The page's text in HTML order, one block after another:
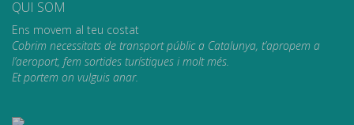
QUI SOM
Ens movem al teu costat
Cobrim necessitats de transport públic a Catalunya, t’apropem a
l’aeroport, fem sortides turístiques i molt més.
Et portem on vulguis anar.